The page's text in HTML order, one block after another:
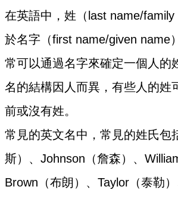
在英語中，姓（last name/
於名字（first name/given name
常可以通過名字來確定一個人的
名的結構因人而異，有些人的姓
前或沒有姓。
常見的英文名中，常見的姓氏包
斯）、Johnson（詹森）、
Brown（布朗）、Taylor（泰勒